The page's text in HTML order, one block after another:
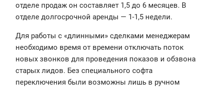
отделе продаж он составляет 1,5 до 6 месяцев. В
отделе долгосрочной аренды — 1-1,5 недели.
Для работы с «длинными» сделками менеджерам
необходимо время от времени отключать поток
новых звонков для проведения показов и обзвона
старых лидов. Без специального софта
переключения были возможны лишь в ручном